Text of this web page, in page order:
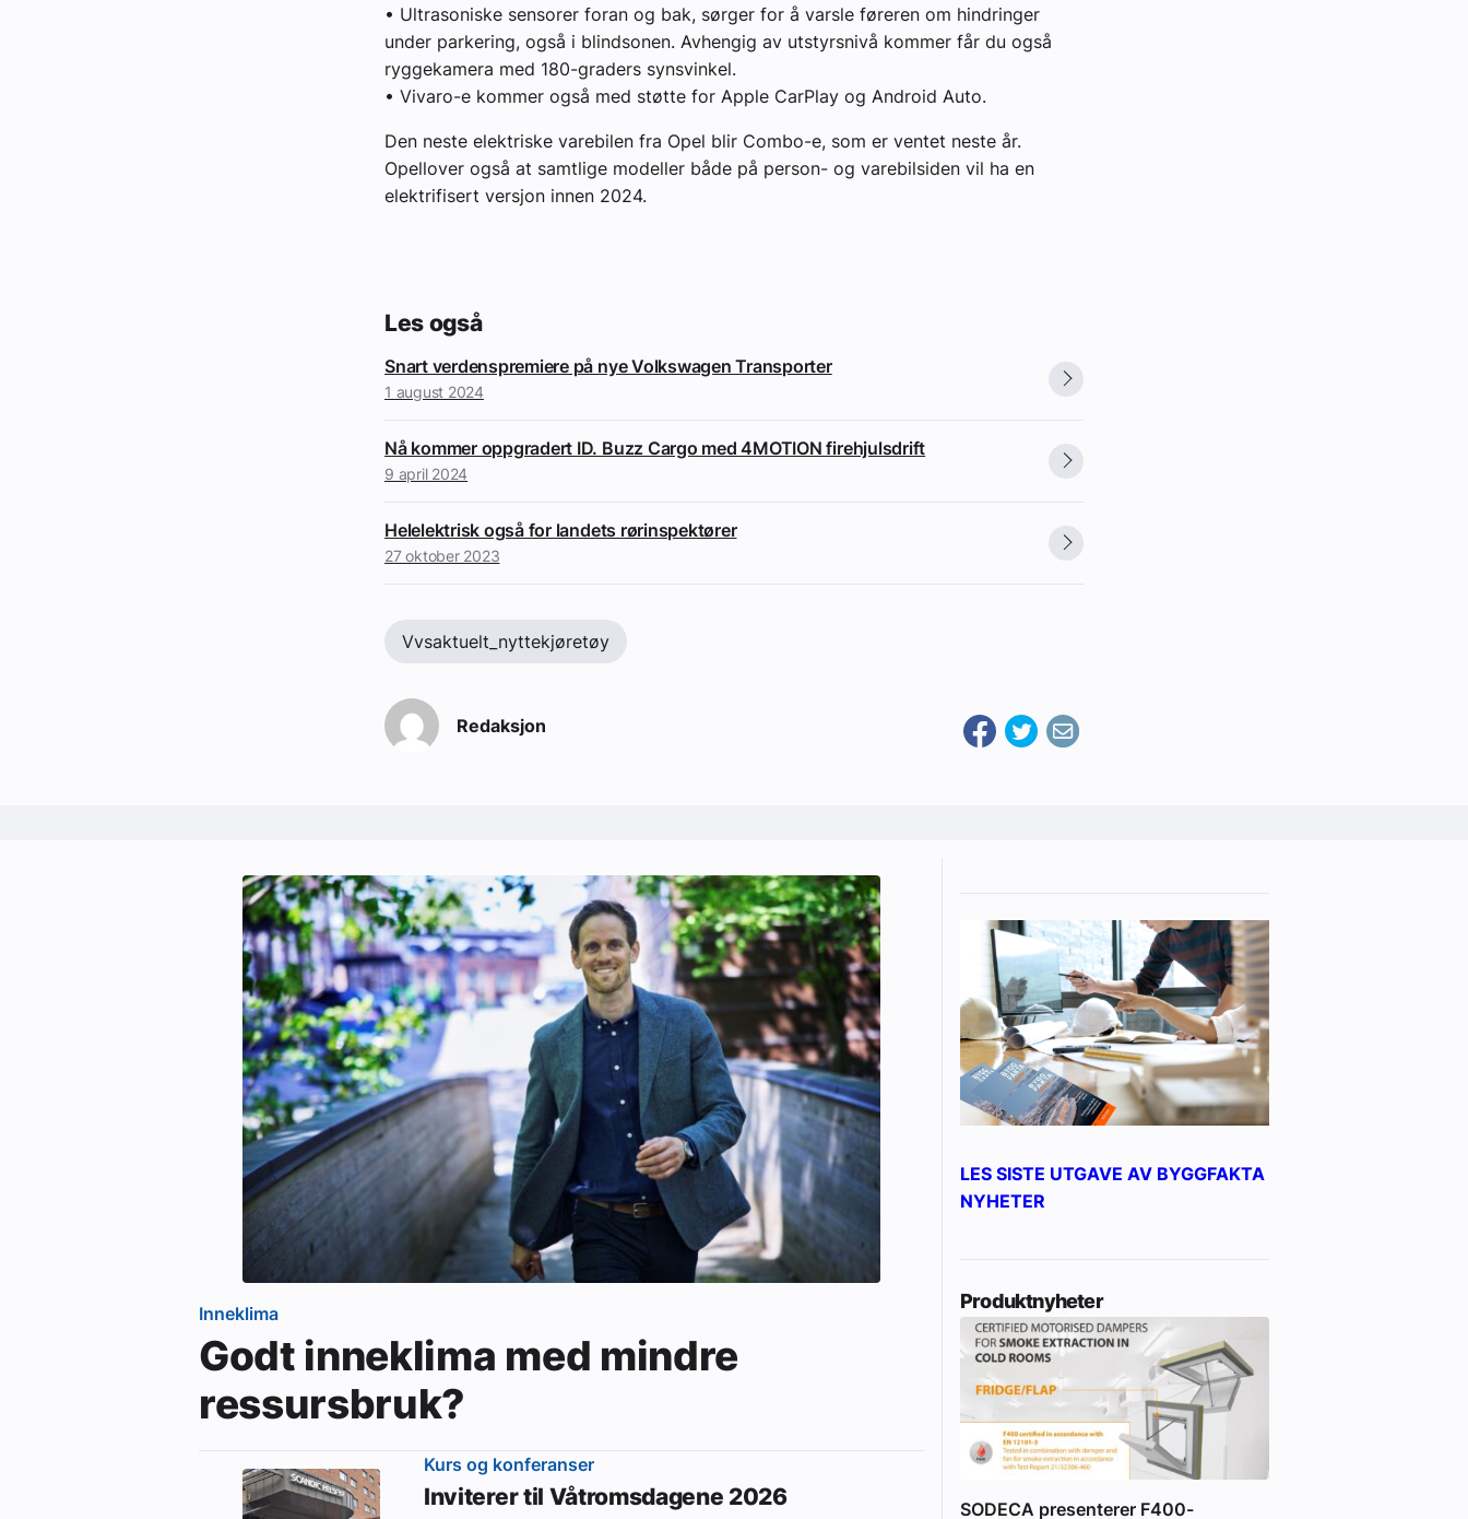
• Ultrasoniske sensorer foran og bak, sørger for å varsle føreren om hindringer
under parkering, også i blindsonen. Avhengig av utstyrsnivå kommer får du også
ryggekamera med 180-graders synsvinkel.
• Vivaro-e kommer også med støtte for Apple CarPlay og Android Auto.
Den neste elektriske varebilen fra Opel blir Combo-e, som er ventet neste år.
Opellover også at samtlige modeller både på person- og varebilsiden vil ha en
elektrifisert versjon innen 2024.
Les også
Snart verdenspremiere på nye Volkswagen Transporter
1 august 2024
Nå kommer oppgradert ID. Buzz Cargo med 4MOTION firehjulsdrift
9 april 2024
Helelektrisk også for landets rørinspektører
27 oktober 2023
Vvsaktuelt_nyttekjøretøy
Redaksjon
Inneklima
Godt inneklima med mindre
ressursbruk?
Kurs og konferanser
Inviterer til Våtromsdagene 2026
LES SISTE UTGAVE AV BYGGFAKTA
NYHETER
Produktnyheter
SODECA presenterer F400-